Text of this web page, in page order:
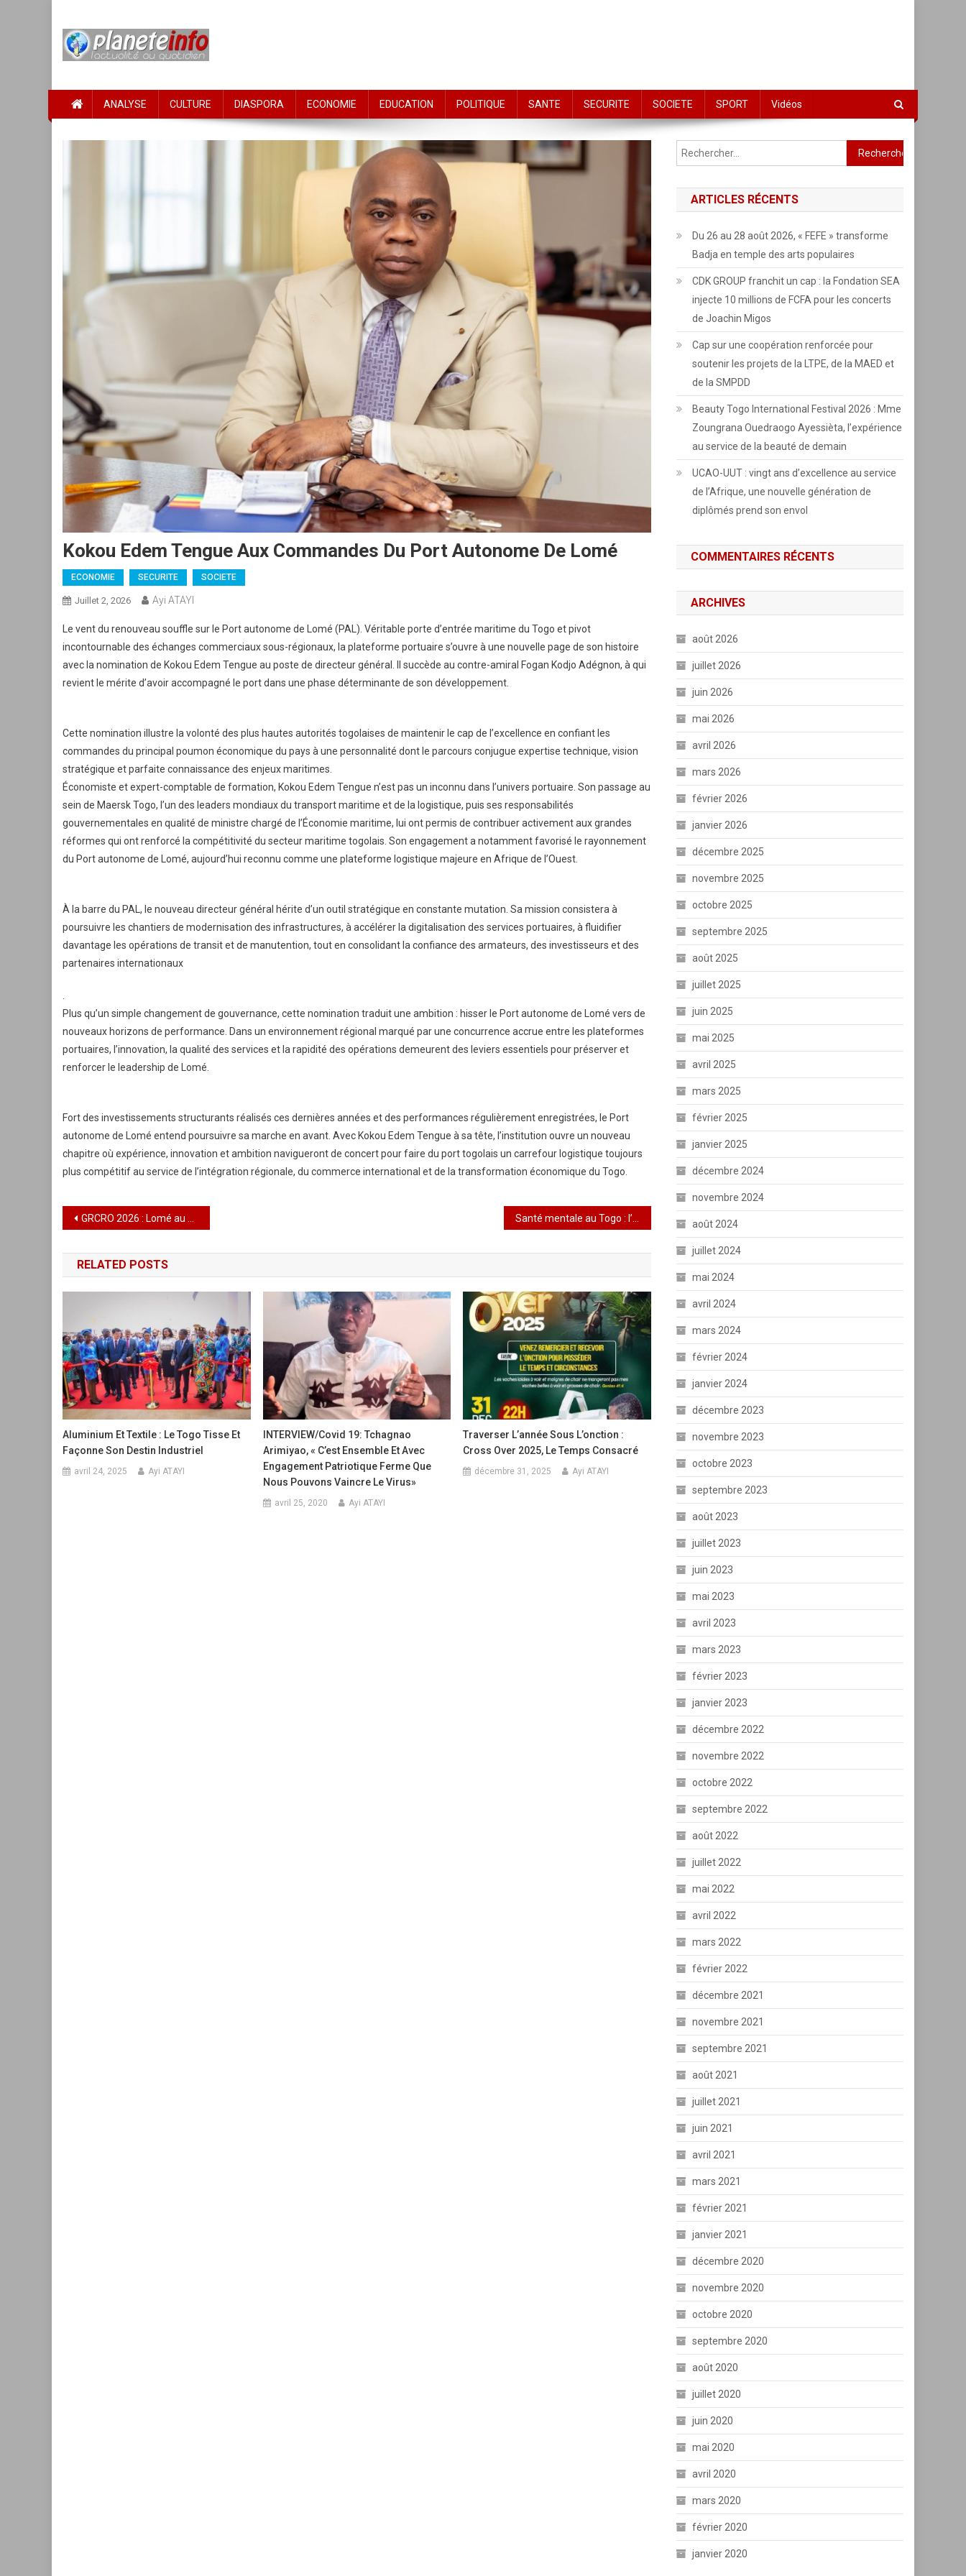
content
ANALYSE CULTURE DIASPORA ECONOMIE EDUCATION POLITIQUE SANTE SECURITE SOCIETE SPORT Vidéos
Kokou Edem Tengue Aux Commandes Du Port Autonome De Lomé
ECONOMIE SECURITE SOCIETE
Juillet 2, 2026 Ayi ATAYI
Le vent du renouveau souffle sur le Port autonome de Lomé (PAL). Véritable porte d’entrée maritime du Togo et pivot
incontournable des échanges commerciaux sous-régionaux, la plateforme portuaire s’ouvre à une nouvelle page de son histoire
avec la nomination de Kokou Edem Tengue au poste de directeur général. Il succède au contre-amiral Fogan Kodjo Adégnon, à qui
revient le mérite d’avoir accompagné le port dans une phase déterminante de son développement.
Cette nomination illustre la volonté des plus hautes autorités togolaises de maintenir le cap de l’excellence en confiant les
commandes du principal poumon économique du pays à une personnalité dont le parcours conjugue expertise technique, vision
stratégique et parfaite connaissance des enjeux maritimes.
Économiste et expert-comptable de formation, Kokou Edem Tengue n’est pas un inconnu dans l’univers portuaire. Son passage au
sein de Maersk Togo, l’un des leaders mondiaux du transport maritime et de la logistique, puis ses responsabilités
gouvernementales en qualité de ministre chargé de l’Économie maritime, lui ont permis de contribuer activement aux grandes
réformes qui ont renforcé la compétitivité du secteur maritime togolais. Son engagement a notamment favorisé le rayonnement
du Port autonome de Lomé, aujourd’hui reconnu comme une plateforme logistique majeure en Afrique de l’Ouest.
À la barre du PAL, le nouveau directeur général hérite d’un outil stratégique en constante mutation. Sa mission consistera à
poursuivre les chantiers de modernisation des infrastructures, à accélérer la digitalisation des services portuaires, à fluidifier
davantage les opérations de transit et de manutention, tout en consolidant la confiance des armateurs, des investisseurs et des
partenaires internationaux
Plus qu’un simple changement de gouvernance, cette nomination traduit une ambition : hisser le Port autonome de Lomé vers de
nouveaux horizons de performance. Dans un environnement régional marqué par une concurrence accrue entre les plateformes
portuaires, l’innovation, la qualité des services et la rapidité des opérations demeurent des leviers essentiels pour préserver et
renforcer le leadership de Lomé.
Fort des investissements structurants réalisés ces dernières années et des performances régulièrement enregistrées, le Port
autonome de Lomé entend poursuivre sa marche en avant. Avec Kokou Edem Tengue à sa tête, l’institution ouvre un nouveau
chapitre où expérience, innovation et ambition navigueront de concert pour faire du port togolais un carrefour logistique toujours
plus compétitif au service de l’intégration régionale, du commerce international et de la transformation économique du Togo.
Navigation
de
l’article
GRCRO 2026 : Lomé au cœur de la riposte africaine contre la criminalité financière à l’ère de l’intelligence artificielle
RELATED POSTS
Aluminium Et Textile : Le Togo Tisse Et
Façonne Son Destin Industriel
avril 24, 2025 Ayi ATAYI
INTERVIEW/Covid 19: Tchagnao
Arimiyao, « C’est Ensemble Et Avec
Engagement Patriotique Ferme Que
Nous Pouvons Vaincre Le Virus»
avril 25, 2020 Ayi ATAYI
Traverser L’année Sous L’onction :
Cross Over 2025, Le Temps Consacré
décembre 31, 2025 Ayi ATAYI
Rechercher :
ARTICLES RÉCENTS
Du 26 au 28 août 2026, « FEFE » transforme
Badja en temple des arts populaires
CDK GROUP franchit un cap : la Fondation SEA
injecte 10 millions de FCFA pour les concerts
de Joachin Migos
Cap sur une coopération renforcée pour
soutenir les projets de la LTPE, de la MAED et
de la SMPDD
Beauty Togo International Festival 2026 : Mme
Zoungrana Ouedraogo Ayessièta, l’expérience
au service de la beauté de demain
UCAO-UUT : vingt ans d’excellence au service
de l’Afrique, une nouvelle génération de
diplômés prend son envol
COMMENTAIRES RÉCENTS
ARCHIVES
août 2026
juillet 2026
juin 2026
mai 2026
avril 2026
mars 2026
février 2026
janvier 2026
décembre 2025
novembre 2025
octobre 2025
septembre 2025
août 2025
juillet 2025
juin 2025
mai 2025
avril 2025
mars 2025
février 2025
janvier 2025
décembre 2024
novembre 2024
août 2024
juillet 2024
mai 2024
avril 2024
mars 2024
février 2024
janvier 2024
décembre 2023
novembre 2023
octobre 2023
septembre 2023
août 2023
juillet 2023
juin 2023
mai 2023
avril 2023
mars 2023
février 2023
janvier 2023
décembre 2022
novembre 2022
octobre 2022
septembre 2022
août 2022
juillet 2022
mai 2022
avril 2022
mars 2022
février 2022
décembre 2021
novembre 2021
septembre 2021
août 2021
juillet 2021
juin 2021
avril 2021
mars 2021
février 2021
janvier 2021
décembre 2020
novembre 2020
octobre 2020
septembre 2020
août 2020
juillet 2020
juin 2020
mai 2020
avril 2020
mars 2020
février 2020
janvier 2020